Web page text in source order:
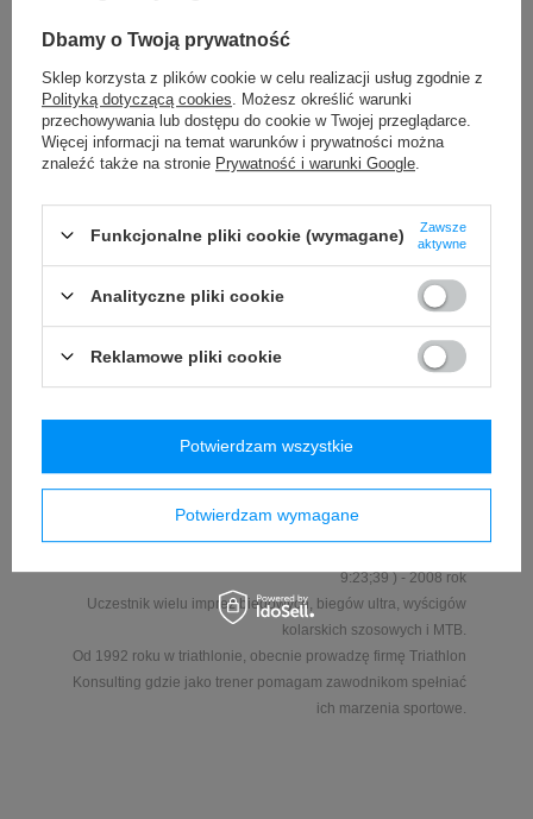
znalazłem rozwiązanie, a raczej SAXX
znalazło mnie. Bielizna SAXX idealnie
dopasowuje się do ciała nie tylko podczas
wyczerpujących treningów, ale również
No i nie mogę nie wspomnieć, że podobają się
również mojej żonie :-) Z czystym sumieniem
polecam wszystkim zawodnikom bieliznę
SAXX.
Brązowy medalista Mistrzostw Polski Juniorów w sprincie -
Uczestnik Mistrzostw Świata Policjantów w Abu Dhabi ZEA -
10 miejsce w Pucharze Polski w Triathlonie w roku 2004.
9:23;39 ) - 2008 rok
Uczestnik wielu imprez biegowych, biegów ultra, wyścigów
kolarskich szosowych i MTB.
Od 1992 roku w triathlonie, obecnie prowadzę firmę Triathlon
Konsulting gdzie jako trener pomagam zawodnikom spełniać
ich marzenia sportowe.
Dbamy o Twoją prywatność
Sklep korzysta z plików cookie w celu realizacji usług zgodnie z
Polityką dotyczącą cookies . Możesz określić warunki
przechowywania lub dostępu do cookie w Twojej przeglądarce.
Więcej informacji na temat warunków i prywatności można
znaleźć także na stronie Prywatność i warunki Google
Funkcjonalne pliki cookie (wymagane)
Zawsze
aktywne
Analityczne pliki cookie
Reklamowe pliki cookie
Potwierdzam wymagane
Potwierdzam wszystkie